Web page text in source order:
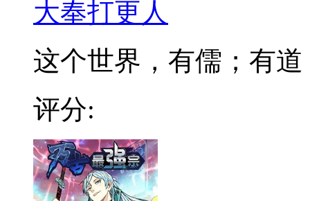
大奉打更人
这个世界，有儒；有道
评分: